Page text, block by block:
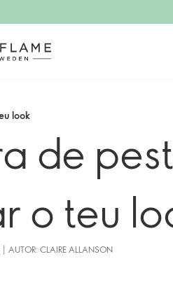
look
de
o teu
AUTOR: CLAIRE ALLANSON